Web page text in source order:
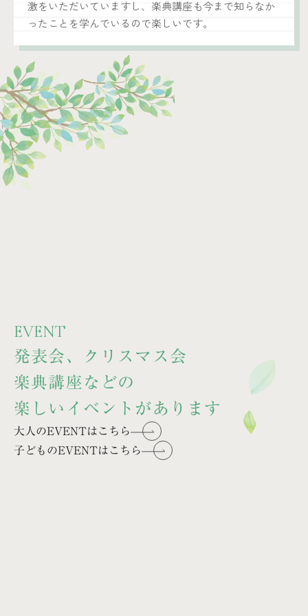
激をいただいていますし、楽典講座も今まで知らなか
ったことを学んでいるので楽しいです。
EVENT
発表会、クリスマス会
楽典講座などの
楽しいイベントがあります
大人のEVENTはこちら
子どものEVENTはこちら